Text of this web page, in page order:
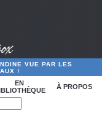
VUE PAR LES
!
EN
À PROPOS